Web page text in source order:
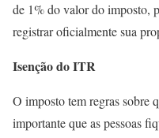
de 1% do valor do imposto,
registrar oficialmente sua
Isenção do ITR
O imposto tem regras sobre
importante que as pessoas